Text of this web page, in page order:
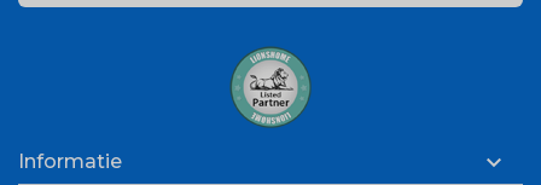
Informatie 